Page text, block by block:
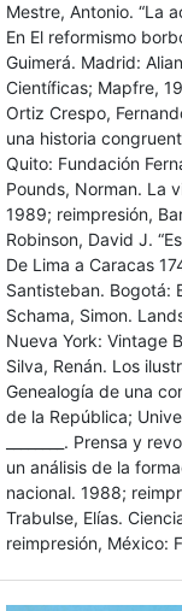
Mestre, Antonio. “La
En El reformismo
Guimerá. Madrid:
Científicas; Mapfre,
Ortiz Crespo,
una historia
Quito: Fundación
Pounds, Norman. La
1989; reimpresión,
Robinson, David J.
De Lima a Caracas
Santisteban. Bogotá:
Schama, Simon.
Nueva York: Vintage
Silva, Renán. Los
Genealogía de una
de la República;
________. Prensa y
un análisis de la
nacional. 1988;
Trabulse, Elías.
reimpresión, México: